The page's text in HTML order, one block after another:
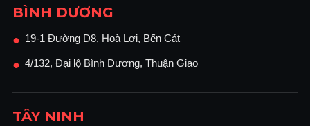
BÌNH DƯƠNG
● 19-1 Đường D8, Hoà Lợi, Bến Cát
● 4/132, Đại lộ Bình Dương, Thuận Giao
TÂY NINH